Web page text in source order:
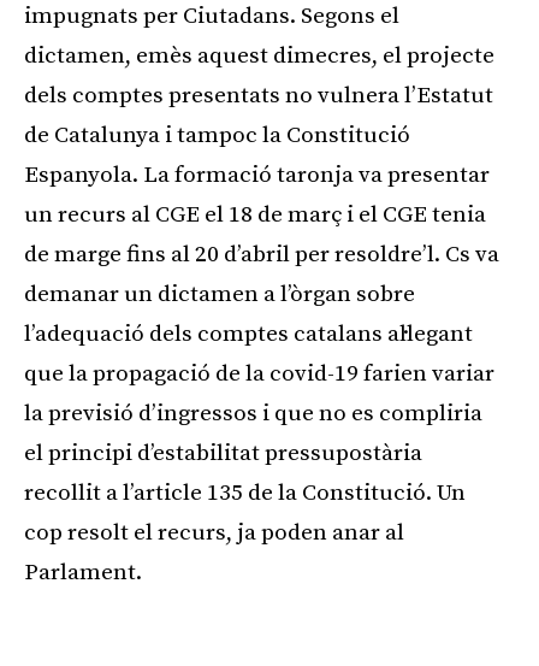
impugnats per Ciutadans. Segons el
dictamen, emès aquest dimecres, el projecte
dels comptes presentats no vulnera l’Estatut
de Catalunya i tampoc la Constitució
Espanyola. La formació taronja va presentar
un recurs al CGE el 18 de març i el CGE tenia
de marge fins al 20 d’abril per resoldre’l. Cs va
demanar un dictamen a l’òrgan sobre
l’adequació dels comptes catalans al·legant
que la propagació de la covid-19 farien variar
la previsió d’ingressos i que no es compliria
el principi d’estabilitat pressupostària
recollit a l’article 135 de la Constitució. Un
cop resolt el recurs, ja poden anar al
Parlament.